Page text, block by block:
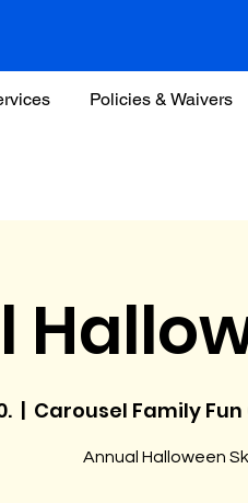
Policies & Waivers
  |
Carousel Family
Annual Halloween